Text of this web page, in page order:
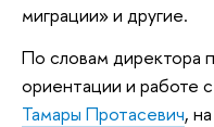
миграции» и другие.
По словам директора
ориентации и работе
Тамары Протасевич,